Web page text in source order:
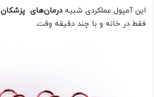
این آمپول عملکردی شبیهدرمان‌های
فقط در خانه و با چند دقیقه وقت.